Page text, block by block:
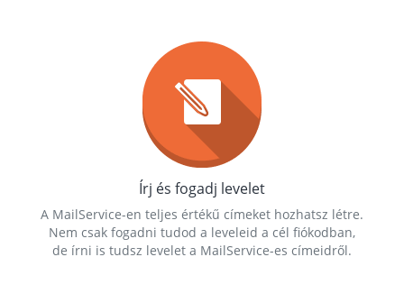
Írj és fogadj levelet
A MailService-en teljes értékű címeket hozhatsz létre.
Nem csak fogadni tudod a leveleid a cél fiókodban,
de írni is tudsz levelet a MailService-es címeidről.